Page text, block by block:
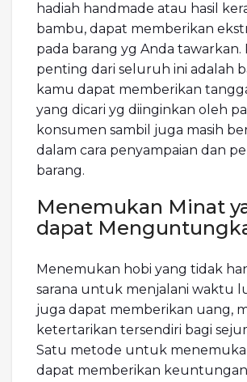
hadiah handmade atau hasil
bambu, dapat memberikan
pada barang yg Anda tawarkan.
penting dari seluruh ini adalah
kamu dapat memberikan
yang dicari yg diinginkan oleh
konsumen sambil juga masih
dalam cara penyampaian dan
barang.
Menemukan Minat
dapat
Menemukan hobi yang tidak
sarana untuk menjalani waktu
juga dapat memberikan uang,
ketertarikan tersendiri bagi
Satu metode untuk
dapat memberikan